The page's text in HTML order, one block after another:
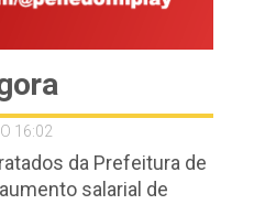
16:02
da Prefeitura de
salarial de